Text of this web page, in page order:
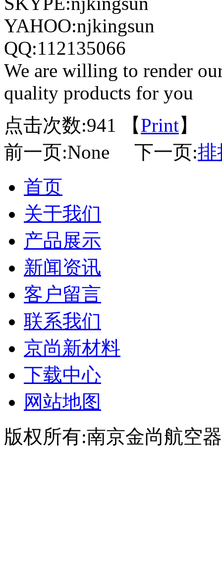
YAHOO:njkingsun
QQ:112135066
We are willing to render
quality products for you
点击次数:941 【Print】
前一页:None 下一页:排
首页
关于我们
产品展示
新闻资讯
客户留言
联系我们
京尚新材料
下载中心
网站地图
版权所有:南京金尚航空